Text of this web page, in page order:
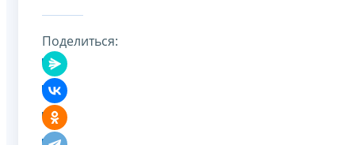
Поделиться: